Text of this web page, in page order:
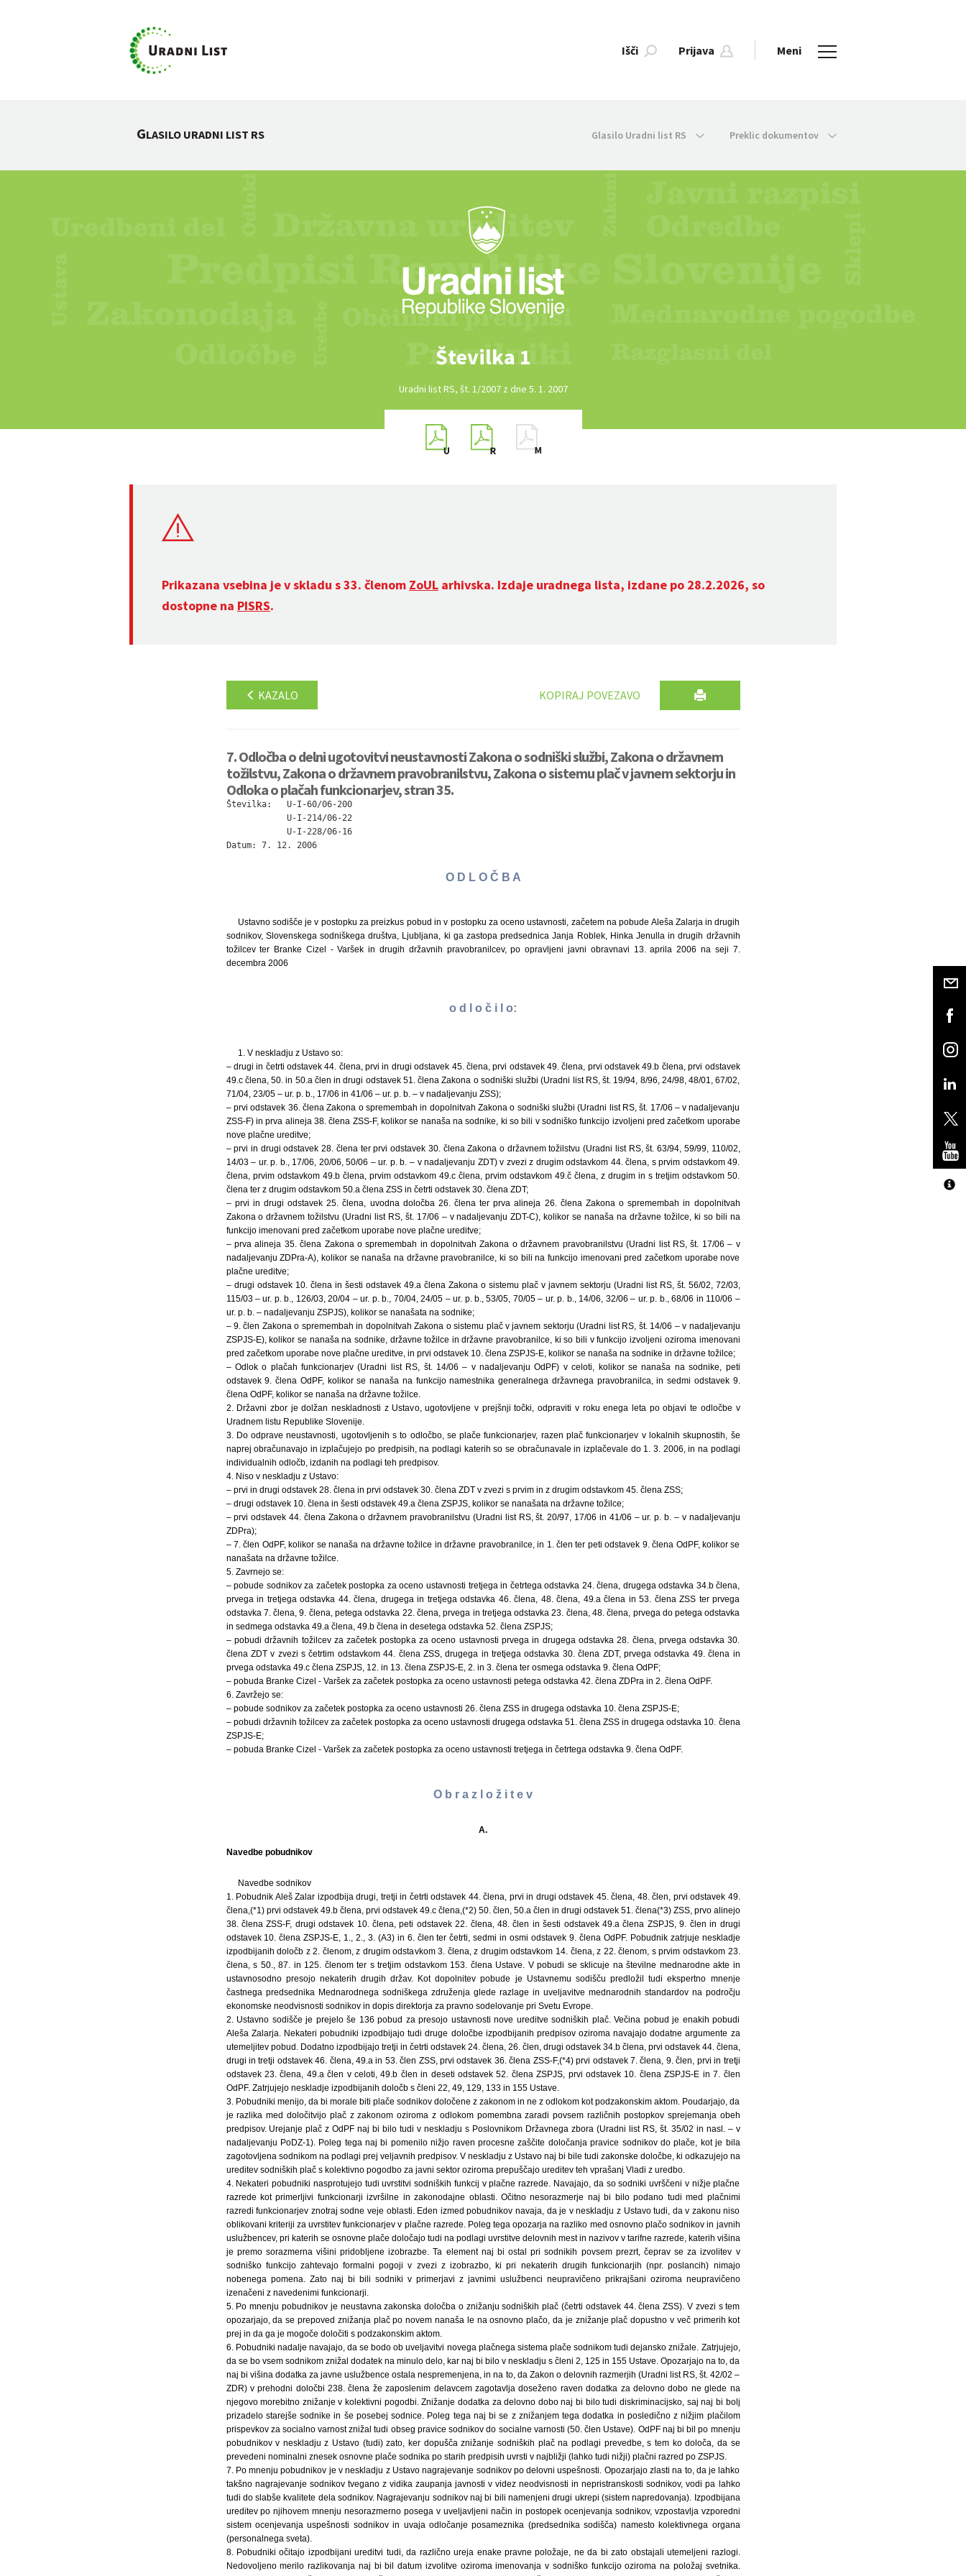
Išči Prijava Meni
GLASILO URADNI LIST RS Glasilo Uradni list RS Preklic dokumentov
Številka 1
Uradni list RS, št. 1/2007 z dne 5. 1. 2007
Prikazana vsebina je v skladu s 33. členom ZoUL arhivska. Izdaje uradnega lista, izdane po 28.2.2026, so
dostopne na PISRS.
KAZALO KOPIRAJ POVEZAVO
7. Odločba o delni ugotovitvi neustavnosti Zakona o sodniški službi, Zakona o državnem
tožilstvu, Zakona o državnem pravobranilstvu, Zakona o sistemu plač v javnem sektorju in
Odloka o plačah funkcionarjev, stran 35.
Številka:   U-I-60/06-200
            U-I-214/06-22
            U-I-228/06-16
Datum: 7. 12. 2006
O D L O Č B A
Ustavno sodišče je v postopku za preizkus pobud in v postopku za oceno ustavnosti, začetem na pobude Aleša Zalarja in drugih
sodnikov, Slovenskega sodniškega društva, Ljubljana, ki ga zastopa predsednica Janja Roblek, Hinka Jenulla in drugih državnih
tožilcev ter Branke Cizel - Varšek in drugih državnih pravobranilcev, po opravljeni javni obravnavi 13. aprila 2006 na seji 7.
decembra 2006
o d l o č i l o:
1. V neskladju z Ustavo so:
– drugi in četrti odstavek 44. člena, prvi in drugi odstavek 45. člena, prvi odstavek 49. člena, prvi odstavek 49.b člena, prvi odstavek
49.c člena, 50. in 50.a člen in drugi odstavek 51. člena Zakona o sodniški službi (Uradni list RS, št. 19/94, 8/96, 24/98, 48/01, 67/02,
71/04, 23/05 – ur. p. b., 17/06 in 41/06 – ur. p. b. – v nadaljevanju ZSS);
– prvi odstavek 36. člena Zakona o spremembah in dopolnitvah Zakona o sodniški službi (Uradni list RS, št. 17/06 – v nadaljevanju
ZSS-F) in prva alineja 38. člena ZSS-F, kolikor se nanaša na sodnike, ki so bili v sodniško funkcijo izvoljeni pred začetkom uporabe
nove plačne ureditve;
– prvi in drugi odstavek 28. člena ter prvi odstavek 30. člena Zakona o državnem tožilstvu (Uradni list RS, št. 63/94, 59/99, 110/02,
14/03 – ur. p. b., 17/06, 20/06, 50/06 – ur. p. b. – v nadaljevanju ZDT) v zvezi z drugim odstavkom 44. člena, s prvim odstavkom 49.
člena, prvim odstavkom 49.b člena, prvim odstavkom 49.c člena, prvim odstavkom 49.č člena, z drugim in s tretjim odstavkom 50.
člena ter z drugim odstavkom 50.a člena ZSS in četrti odstavek 30. člena ZDT;
– prvi in drugi odstavek 25. člena, uvodna določba 26. člena ter prva alineja 26. člena Zakona o spremembah in dopolnitvah
Zakona o državnem tožilstvu (Uradni list RS, št. 17/06 – v nadaljevanju ZDT-C), kolikor se nanaša na državne tožilce, ki so bili na
funkcijo imenovani pred začetkom uporabe nove plačne ureditve;
– prva alineja 35. člena Zakona o spremembah in dopolnitvah Zakona o državnem pravobranilstvu (Uradni list RS, št. 17/06 – v
nadaljevanju ZDPra-A), kolikor se nanaša na državne pravobranilce, ki so bili na funkcijo imenovani pred začetkom uporabe nove
plačne ureditve;
– drugi odstavek 10. člena in šesti odstavek 49.a člena Zakona o sistemu plač v javnem sektorju (Uradni list RS, št. 56/02, 72/03,
115/03 – ur. p. b., 126/03, 20/04 – ur. p. b., 70/04, 24/05 – ur. p. b., 53/05, 70/05 – ur. p. b., 14/06, 32/06 – ur. p. b., 68/06 in 110/06 –
ur. p. b. – nadaljevanju ZSPJS), kolikor se nanašata na sodnike;
– 9. člen Zakona o spremembah in dopolnitvah Zakona o sistemu plač v javnem sektorju (Uradni list RS, št. 14/06 – v nadaljevanju
ZSPJS-E), kolikor se nanaša na sodnike, državne tožilce in državne pravobranilce, ki so bili v funkcijo izvoljeni oziroma imenovani
pred začetkom uporabe nove plačne ureditve, in prvi odstavek 10. člena ZSPJS-E, kolikor se nanaša na sodnike in državne tožilce;
– Odlok o plačah funkcionarjev (Uradni list RS, št. 14/06 – v nadaljevanju OdPF) v celoti, kolikor se nanaša na sodnike, peti
odstavek 9. člena OdPF, kolikor se nanaša na funkcijo namestnika generalnega državnega pravobranilca, in sedmi odstavek 9.
člena OdPF, kolikor se nanaša na državne tožilce.
2. Državni zbor je dolžan neskladnosti z Ustavo, ugotovljene v prejšnji točki, odpraviti v roku enega leta po objavi te odločbe v
Uradnem listu Republike Slovenije.
3. Do odprave neustavnosti, ugotovljenih s to odločbo, se plače funkcionarjev, razen plač funkcionarjev v lokalnih skupnostih, še
naprej obračunavajo in izplačujejo po predpisih, na podlagi katerih so se obračunavale in izplačevale do 1. 3. 2006, in na podlagi
individualnih odločb, izdanih na podlagi teh predpisov.
4. Niso v neskladju z Ustavo:
– prvi in drugi odstavek 28. člena in prvi odstavek 30. člena ZDT v zvezi s prvim in z drugim odstavkom 45. člena ZSS;
– drugi odstavek 10. člena in šesti odstavek 49.a člena ZSPJS, kolikor se nanašata na državne tožilce;
– prvi odstavek 44. člena Zakona o državnem pravobranilstvu (Uradni list RS, št. 20/97, 17/06 in 41/06 – ur. p. b. – v nadaljevanju
ZDPra);
– 7. člen OdPF, kolikor se nanaša na državne tožilce in državne pravobranilce, in 1. člen ter peti odstavek 9. člena OdPF, kolikor se
nanašata na državne tožilce.
5. Zavrnejo se:
– pobude sodnikov za začetek postopka za oceno ustavnosti tretjega in četrtega odstavka 24. člena, drugega odstavka 34.b člena,
prvega in tretjega odstavka 44. člena, drugega in tretjega odstavka 46. člena, 48. člena, 49.a člena in 53. člena ZSS ter prvega
odstavka 7. člena, 9. člena, petega odstavka 22. člena, prvega in tretjega odstavka 23. člena, 48. člena, prvega do petega odstavka
in sedmega odstavka 49.a člena, 49.b člena in desetega odstavka 52. člena ZSPJS;
– pobudi državnih tožilcev za začetek postopka za oceno ustavnosti prvega in drugega odstavka 28. člena, prvega odstavka 30.
člena ZDT v zvezi s četrtim odstavkom 44. člena ZSS, drugega in tretjega odstavka 30. člena ZDT, prvega odstavka 49. člena in
prvega odstavka 49.c člena ZSPJS, 12. in 13. člena ZSPJS-E, 2. in 3. člena ter osmega odstavka 9. člena OdPF;
– pobuda Branke Cizel - Varšek za začetek postopka za oceno ustavnosti petega odstavka 42. člena ZDPra in 2. člena OdPF.
6. Zavržejo se:
– pobude sodnikov za začetek postopka za oceno ustavnosti 26. člena ZSS in drugega odstavka 10. člena ZSPJS-E;
– pobudi državnih tožilcev za začetek postopka za oceno ustavnosti drugega odstavka 51. člena ZSS in drugega odstavka 10. člena
ZSPJS-E;
– pobuda Branke Cizel - Varšek za začetek postopka za oceno ustavnosti tretjega in četrtega odstavka 9. člena OdPF.
O b r a z l o ž i t e v
A.
Navedbe pobudnikov
Navedbe sodnikov
1. Pobudnik Aleš Zalar izpodbija drugi, tretji in četrti odstavek 44. člena, prvi in drugi odstavek 45. člena, 48. člen, prvi odstavek 49.
člena,(*1) prvi odstavek 49.b člena, prvi odstavek 49.c člena,(*2) 50. člen, 50.a člen in drugi odstavek 51. člena(*3) ZSS, prvo alinejo
38. člena ZSS-F, drugi odstavek 10. člena, peti odstavek 22. člena, 48. člen in šesti odstavek 49.a člena ZSPJS, 9. člen in drugi
odstavek 10. člena ZSPJS-E, 1., 2., 3. (A3) in 6. člen ter četrti, sedmi in osmi odstavek 9. člena OdPF. Pobudnik zatrjuje neskladje
izpodbijanih določb z 2. členom, z drugim odstavkom 3. člena, z drugim odstavkom 14. člena, z 22. členom, s prvim odstavkom 23.
člena, s 50., 87. in 125. členom ter s tretjim odstavkom 153. člena Ustave. V pobudi se sklicuje na številne mednarodne akte in
ustavnosodno presojo nekaterih drugih držav. Kot dopolnitev pobude je Ustavnemu sodišču predložil tudi ekspertno mnenje
častnega predsednika Mednarodnega sodniškega združenja glede razlage in uveljavitve mednarodnih standardov na področju
ekonomske neodvisnosti sodnikov in dopis direktorja za pravno sodelovanje pri Svetu Evrope.
2. Ustavno sodišče je prejelo še 136 pobud za presojo ustavnosti nove ureditve sodniških plač. Večina pobud je enakih pobudi
Aleša Zalarja. Nekateri pobudniki izpodbijajo tudi druge določbe izpodbijanih predpisov oziroma navajajo dodatne argumente za
utemeljitev pobud. Dodatno izpodbijajo tretji in četrti odstavek 24. člena, 26. člen, drugi odstavek 34.b člena, prvi odstavek 44. člena,
drugi in tretji odstavek 46. člena, 49.a in 53. člen ZSS, prvi odstavek 36. člena ZSS-F,(*4) prvi odstavek 7. člena, 9. člen, prvi in tretji
odstavek 23. člena, 49.a člen v celoti, 49.b člen in deseti odstavek 52. člena ZSPJS, prvi odstavek 10. člena ZSPJS-E in 7. člen
OdPF. Zatrjujejo neskladje izpodbijanih določb s členi 22, 49, 129, 133 in 155 Ustave.
3. Pobudniki menijo, da bi morale biti plače sodnikov določene z zakonom in ne z odlokom kot podzakonskim aktom. Poudarjajo, da
je razlika med določitvijo plač z zakonom oziroma z odlokom pomembna zaradi povsem različnih postopkov sprejemanja obeh
predpisov. Urejanje plač z OdPF naj bi bilo tudi v neskladju s Poslovnikom Državnega zbora (Uradni list RS, št. 35/02 in nasl. – v
nadaljevanju PoDZ-1). Poleg tega naj bi pomenilo nižjo raven procesne zaščite določanja pravice sodnikov do plače, kot je bila
zagotovljena sodnikom na podlagi prej veljavnih predpisov. V neskladju z Ustavo naj bi bile tudi zakonske določbe, ki odkazujejo na
ureditev sodniških plač s kolektivno pogodbo za javni sektor oziroma prepuščajo ureditev teh vprašanj Vladi z uredbo.
4. Nekateri pobudniki nasprotujejo tudi uvrstitvi sodniških funkcij v plačne razrede. Navajajo, da so sodniki uvrščeni v nižje plačne
razrede kot primerljivi funkcionarji izvršilne in zakonodajne oblasti. Očitno nesorazmerje naj bi bilo podano tudi med plačnimi
razredi funkcionarjev znotraj sodne veje oblasti. Eden izmed pobudnikov navaja, da je v neskladju z Ustavo tudi, da v zakonu niso
oblikovani kriteriji za uvrstitev funkcionarjev v plačne razrede. Poleg tega opozarja na razliko med osnovno plačo sodnikov in javnih
uslužbencev, pri katerih se osnovne plače določajo tudi na podlagi uvrstitve delovnih mest in nazivov v tarifne razrede, katerih višina
je premo sorazmerna višini pridobljene izobrazbe. Ta element naj bi ostal pri sodnikih povsem prezrt, čeprav se za izvolitev v
sodniško funkcijo zahtevajo formalni pogoji v zvezi z izobrazbo, ki pri nekaterih drugih funkcionarjih (npr. poslancih) nimajo
nobenega pomena. Zato naj bi bili sodniki v primerjavi z javnimi uslužbenci neupravičeno prikrajšani oziroma neupravičeno
izenačeni z navedenimi funkcionarji.
5. Po mnenju pobudnikov je neustavna zakonska določba o znižanju sodniških plač (četrti odstavek 44. člena ZSS). V zvezi s tem
opozarjajo, da se prepoved znižanja plač po novem nanaša le na osnovno plačo, da je znižanje plač dopustno v več primerih kot
prej in da ga je mogoče določiti s podzakonskim aktom.
6. Pobudniki nadalje navajajo, da se bodo ob uveljavitvi novega plačnega sistema plače sodnikom tudi dejansko znižale. Zatrjujejo,
da se bo vsem sodnikom znižal dodatek na minulo delo, kar naj bi bilo v neskladju s členi 2, 125 in 155 Ustave. Opozarjajo na to, da
naj bi višina dodatka za javne uslužbence ostala nespremenjena, in na to, da Zakon o delovnih razmerjih (Uradni list RS, št. 42/02 –
ZDR) v prehodni določbi 238. člena že zaposlenim delavcem zagotavlja doseženo raven dodatka za delovno dobo ne glede na
njegovo morebitno znižanje v kolektivni pogodbi. Znižanje dodatka za delovno dobo naj bi bilo tudi diskriminacijsko, saj naj bi bolj
prizadelo starejše sodnike in še posebej sodnice. Poleg tega naj bi se z znižanjem tega dodatka in posledično z nižjim plačilom
prispevkov za socialno varnost znižal tudi obseg pravice sodnikov do socialne varnosti (50. člen Ustave). OdPF naj bi bil po mnenju
pobudnikov v neskladju z Ustavo (tudi) zato, ker dopušča znižanje sodniških plač na podlagi prevedbe, s tem ko določa, da se
prevedeni nominalni znesek osnovne plače sodnika po starih predpisih uvrsti v najbližji (lahko tudi nižji) plačni razred po ZSPJS.
7. Po mnenju pobudnikov je v neskladju z Ustavo nagrajevanje sodnikov po delovni uspešnosti. Opozarjajo zlasti na to, da je lahko
takšno nagrajevanje sodnikov tvegano z vidika zaupanja javnosti v videz neodvisnosti in nepristranskosti sodnikov, vodi pa lahko
tudi do slabše kvalitete dela sodnikov. Nagrajevanju sodnikov naj bi bili namenjeni drugi ukrepi (sistem napredovanja). Izpodbijana
ureditev po njihovem mnenju nesorazmerno posega v uveljavljeni način in postopek ocenjevanja sodnikov, vzpostavlja vzporedni
sistem ocenjevanja uspešnosti sodnikov in uvaja odločanje posameznika (predsednika sodišča) namesto kolektivnega organa
(personalnega sveta).
8. Pobudniki očitajo izpodbijani ureditvi tudi, da različno ureja enake pravne položaje, ne da bi zato obstajali utemeljeni razlogi.
Nedovoljeno merilo razlikovanja naj bi bil datum izvolitve oziroma imenovanja v sodniško funkcijo oziroma na položaj svetnika.